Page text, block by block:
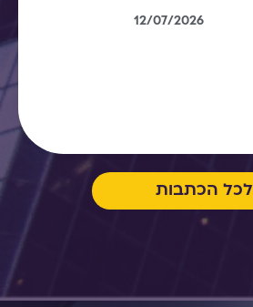
12/07/2026
לכל הכתבות